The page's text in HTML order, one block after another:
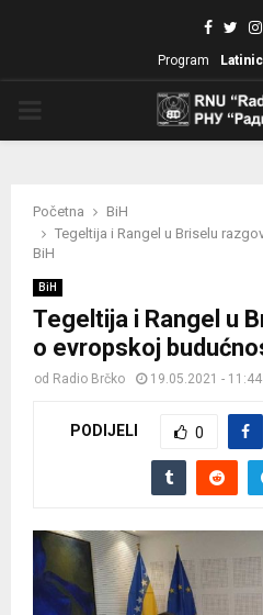
Program
Početna
BiH
Tegeltija i Rangel u Briselu
BiH
BiH
Tegeltija i Rangel u
o evropskoj
od Radio Brčko 19.05.2021 - 11:44
PODIJELI 0